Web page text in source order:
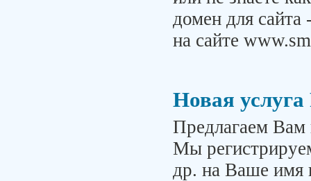
домен для
на сайте
Новая
Предлагаем Вам
Мы
др. на Ваше имя